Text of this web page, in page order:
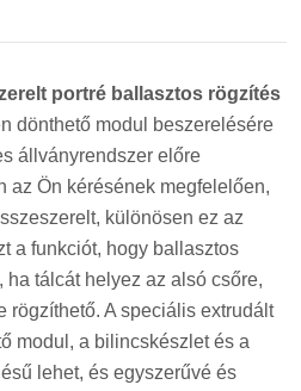
portré ballasztos rögzítés
dönthető modul beszerelésére
állványrendszer előre
az Ön kérésének megfelelően,
különösen ez az
a funkciót, hogy ballasztos
tálcát helyez az alsó csőre,
rögzíthető. A speciális extrudált
modul, a bilincskészlet és a
lehet, és egyszerűvé és